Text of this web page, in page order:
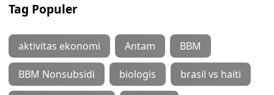
Tag Populer
aktivitas ekonomi Antam BBM
BBM Nonsubsidi biologis brasil vs haiti